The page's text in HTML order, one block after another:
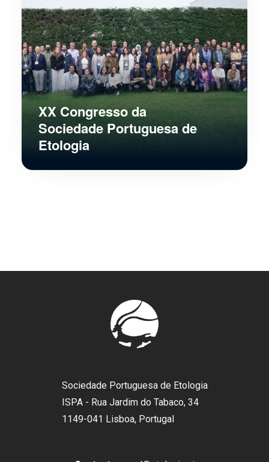
XX Congresso da
Sociedade Portuguesa de
Etologia
Sociedade Portuguesa de Etologia
ISPA - Rua Jardim do Tabaco, 34
1149-041 Lisboa, Portugal